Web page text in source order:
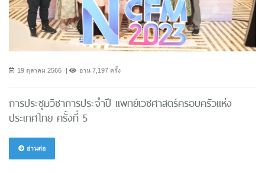
19 ตุลาคม 2566 อ่าน 7,197 ครั้ง
การประชุมวิชาการประจำปี แพทย์เวชศาสตร์ครอบครัวแห่ง
ประเทศไทย ครั้งที่ 5
อ่านต่อ